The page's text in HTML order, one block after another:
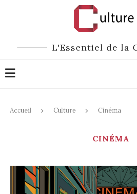
L'Essentiel de la
Accueil Culture Cinéma
CINÉMA